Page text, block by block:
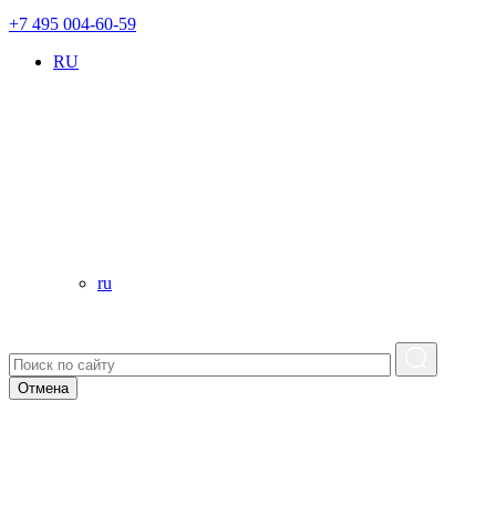
+7 495 004-60-59
RU
ru
Отмена